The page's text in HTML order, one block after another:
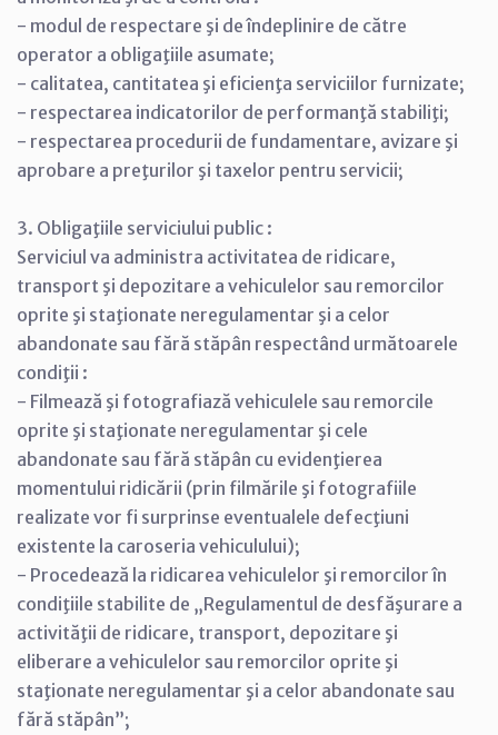
- modul de respectare şi de îndeplinire de către
operator a obligaţiile asumate;
- calitatea, cantitatea şi eficienţa serviciilor furnizate;
- respectarea indicatorilor de performanţă stabiliţi;
- respectarea procedurii de fundamentare, avizare şi
aprobare a preţurilor şi taxelor pentru servicii;
3. Obligaţiile serviciului public :
Serviciul va administra activitatea de ridicare,
transport şi depozitare a vehiculelor sau remorcilor
oprite şi staţionate neregulamentar şi a celor
abandonate sau fără stăpân respectând următoarele
condiţii :
- Filmează şi fotografiază vehiculele sau remorcile
oprite şi staţionate neregulamentar şi cele
abandonate sau fără stăpân cu evidenţierea
momentului ridicării (prin filmările şi fotografiile
realizate vor fi surprinse eventualele defecţiuni
existente la caroseria vehiculului);
- Procedează la ridicarea vehiculelor şi remorcilor în
condiţiile stabilite de „Regulamentul de desfăşurare a
activităţii de ridicare, transport, depozitare şi
eliberare a vehiculelor sau remorcilor oprite şi
staţionate neregulamentar şi a celor abandonate sau
fără stăpân”;